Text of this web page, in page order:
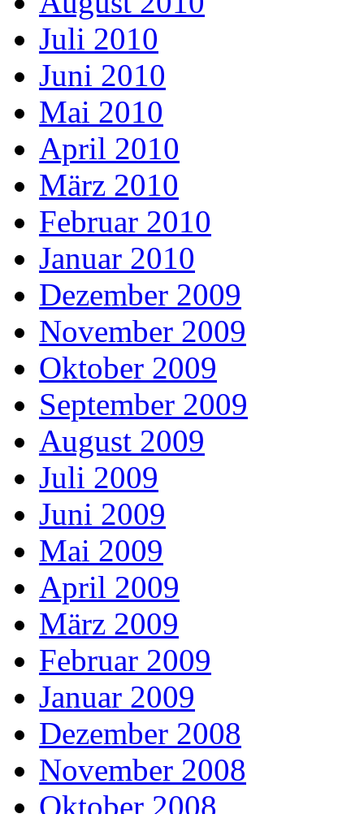
Juli 2010
Juni 2010
Mai 2010
April 2010
März 2010
Februar 2010
Januar 2010
Dezember 2009
November 2009
Oktober 2009
September 2009
August 2009
Juli 2009
Juni 2009
Mai 2009
April 2009
März 2009
Februar 2009
Januar 2009
Dezember 2008
November 2008
Oktober 2008